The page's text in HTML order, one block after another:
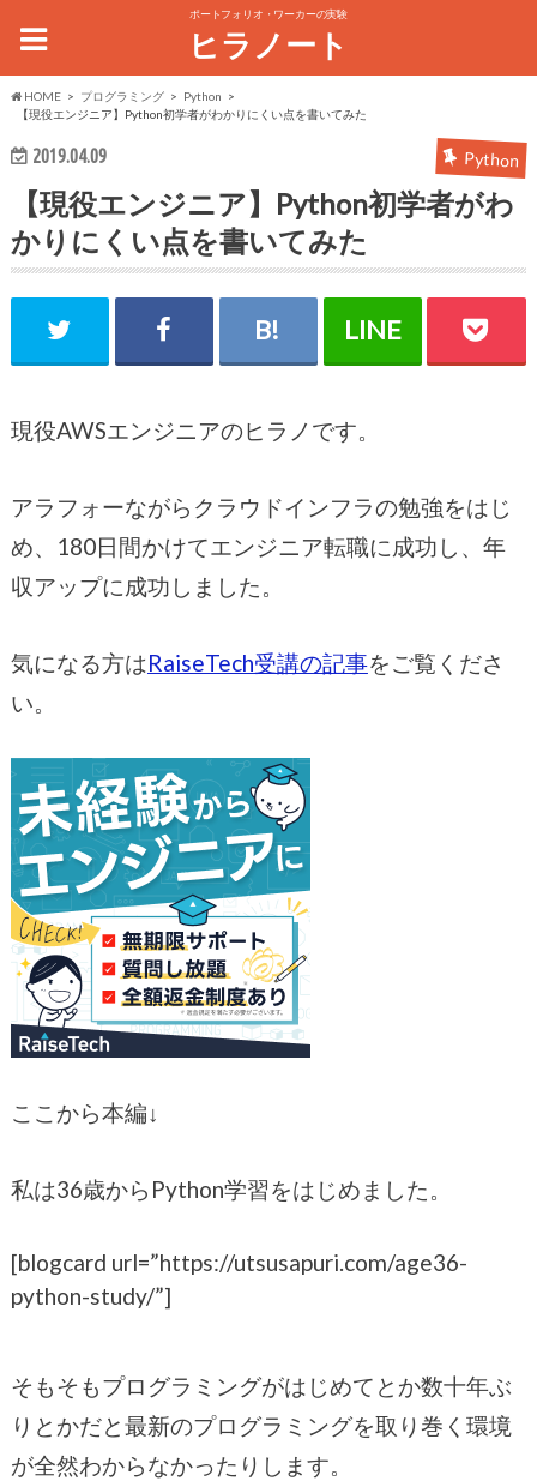
ポートフォリオ・ワーカーの実験
ヒラノート
HOME プログラミング
Python
【現役エンジニア】Python初学者がわかりにくい点を書いてみた
2019.04.09 Python
【現役エンジニア】Python初学者がわ
かりにくい点を書いてみた
現役AWSエンジニアのヒラノです。
アラフォーながらクラウドインフラの勉強をはじ
め、180日間かけてエンジニア転職に成功し、年
収アップに成功しました。
気になる方はRaiseTech受講の記事をご覧くださ
い。
ここから本編↓
私は36歳からPython学習をはじめました。
[blogcard url=”https://utsusapuri.com/age36-
python-study/”]
そもそもプログラミングがはじめてとか数十年ぶ
りとかだと最新のプログラミングを取り巻く環境
が全然わからなかったりします。